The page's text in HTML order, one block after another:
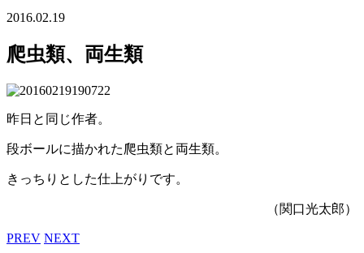
2016.02.19
爬虫類、両生類
昨日と同じ作者。
段ボールに描かれた爬虫類と両生類。
きっちりとした仕上がりです。
（関口光太郎）
PREV NEXT